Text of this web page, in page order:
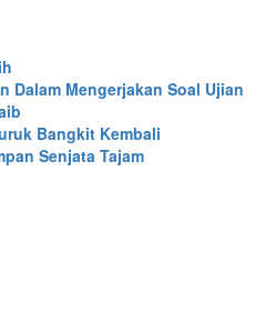
Dalam Mengerjakan Soal Ujian
Bangkit Kembali
Senjata Tajam